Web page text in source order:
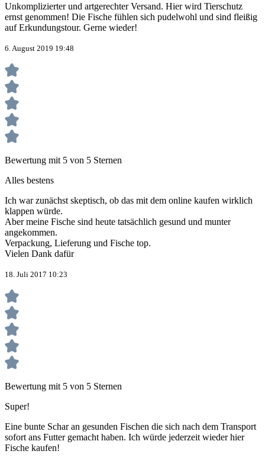
Unkomplizierter und artgerechter Versand. Hier wird Tierschutz
ernst genommen! Die Fische fühlen sich pudelwohl und sind fleißig
auf Erkundungstour. Gerne wieder!
6. August 2019 19:48
Bewertung mit 5 von 5 Sternen
Alles bestens
Ich war zunächst skeptisch, ob das mit dem online kaufen wirklich
klappen würde.
Aber meine Fische sind heute tatsächlich gesund und munter
angekommen.
Verpackung, Lieferung und Fische top.
Vielen Dank dafür
18. Juli 2017 10:23
Bewertung mit 5 von 5 Sternen
Super!
Eine bunte Schar an gesunden Fischen die sich nach dem Transport
sofort ans Futter gemacht haben. Ich würde jederzeit wieder hier
Fische kaufen!